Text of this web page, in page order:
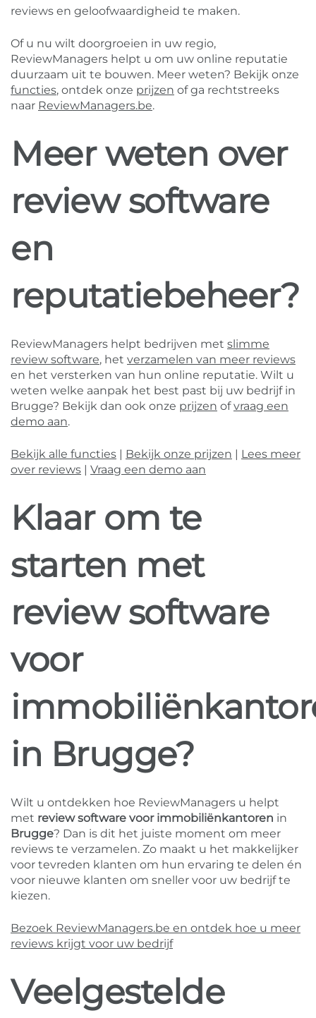
reviews en geloofwaardigheid te maken.
Of u nu wilt doorgroeien in uw regio,
ReviewManagers helpt u om uw online reputatie
duurzaam uit te bouwen. Meer weten? Bekijk onze
functies, ontdek onze prijzen of ga rechtstreeks
naar ReviewManagers.be.
Meer weten over
review software
en
reputatiebeheer?
ReviewManagers helpt bedrijven met slimme
review software, het verzamelen van meer reviews
en het versterken van hun online reputatie. Wilt u
weten welke aanpak het best past bij uw bedrijf in
Brugge? Bekijk dan ook onze prijzen ofvraag een
demo aan.
Bekijk alle functies Bekijk onze prijzen
Lees meer
over reviews
Vraag een demo aan
Klaar om te
starten met
review software
voor
in Brugge?
Wilt u ontdekken hoe ReviewManagers u helpt
met review software voor immobiliënkantoren in
Brugge? Dan is dit het juiste moment om meer
reviews te verzamelen. Zo maakt u het makkelijker
voor tevreden klanten om hun ervaring te delen én
voor nieuwe klanten om sneller voor uw bedrijf te
kiezen.
Bezoek ReviewManagers.be en ontdek hoe u meer
reviews krijgt voor uw bedrijf
Veelgestelde